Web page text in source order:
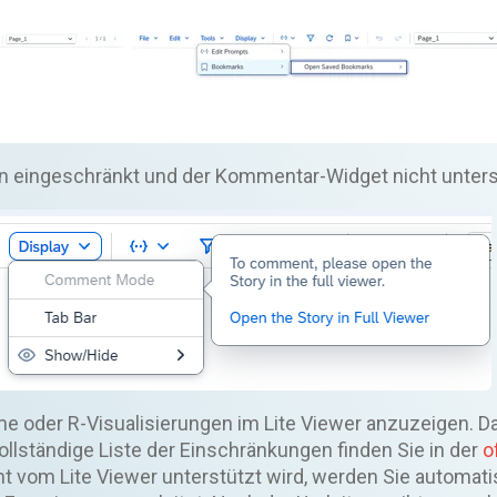
eingeschränkt und der Kommentar-Widget nicht
oder R-Visualisierungen im Lite Viewer anzuzeigen.
Liste der Einschränkungen finden Sie in der
vom Lite Viewer unterstützt wird, werden Sie